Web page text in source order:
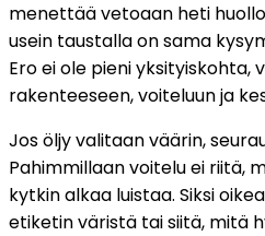
menettää vetoaan heti
usein taustalla on sama
Ero ei ole pieni
rakenteeseen, voiteluun ja
Jos öljy valitaan väärin,
Pahimmillaan voitelu ei riitä,
kytkin alkaa luistaa. Siksi
etiketin väristä tai siitä, mitä